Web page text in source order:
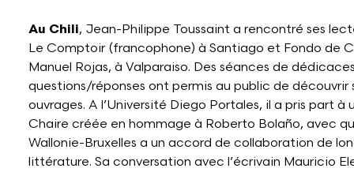
Au Chili, Jean-Philippe Toussaint a rencontré ses
Le Comptoir (francophone) à Santiago et Fondo de
Manuel Rojas, à Valparaiso. Des séances de
questions/réponses ont permis au public de découvrir
ouvrages. A l’Université Diego Portales, il a pris part à
Chaire créée en hommage à Roberto Bolaño, avec
Wallonie-Bruxelles a un accord de collaboration de
littérature. Sa conversation avec l’écrivain Mauricio